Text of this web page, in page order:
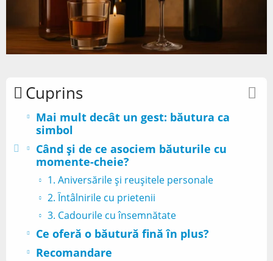
Cuprins
Mai mult decât un gest: băutura ca
simbol
Când și de ce asociem băuturile cu
momente-cheie?
1. Aniversările și reușitele personale
2. Întâlnirile cu prietenii
3. Cadourile cu însemnătate
Ce oferă o băutură fină în plus?
Recomandare